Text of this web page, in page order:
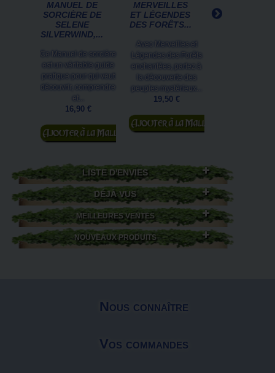
MANUEL DE
SORCIÈRE DE
SELENE
SILVERWIND,...
Ce Manuel de sorcière
est un véritable guide
pratique pour qui veut
découvrir, comprendre
et...
16,90 €
Ajouter au
panier
MERVEILLES
ET LÉGENDES
DES FORÊTS...
Avec Merveilles et
Légendes des Forêts
enchantées, partez à
la découverte des
peuples mystérieux...
19,50 €
Ajouter au
panier
LISTE D'ENVIES
DÉJÀ VUS
MEILLEURES VENTES
NOUVEAUX PRODUITS
Nous connaître
Vos commandes